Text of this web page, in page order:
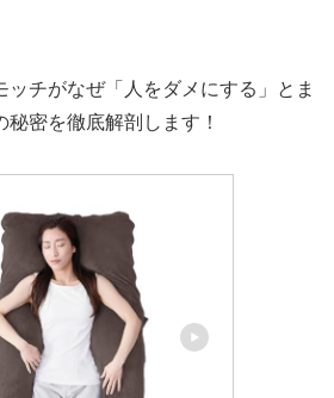
ッチがなぜ「人をダメにする」とま
密を徹底解剖します！